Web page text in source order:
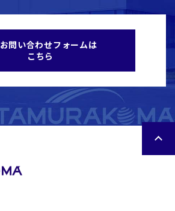
お問い合わせフォームは
こちら